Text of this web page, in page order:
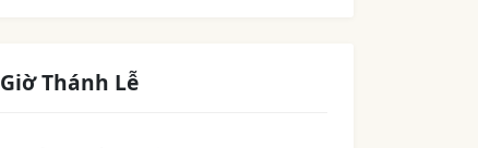
Giờ Thánh Lễ